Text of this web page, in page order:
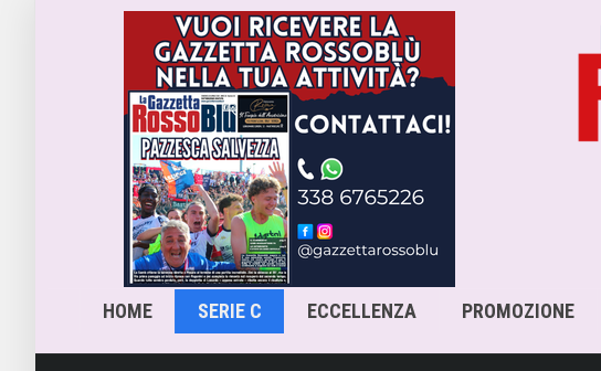
HOME SERIE C ECCELLENZA PROMOZIONE